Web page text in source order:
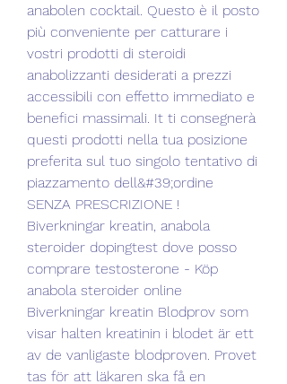
anabolen cocktail. Questo è il posto
più conveniente per catturare i
vostri prodotti di steroidi
anabolizzanti desiderati a prezzi
accessibili con effetto immediato e
benefici massimali. It ti consegnerà
questi prodotti nella tua posizione
preferita sul tuo singolo tentativo di
piazzamento dell&#39;ordine
SENZA PRESCRIZIONE !
Biverkningar kreatin, anabola
steroider dopingtest dove posso
comprare testosterone - Köp
anabola steroider online
Biverkningar kreatin Blodprov som
visar halten kreatinin i blodet är ett
av de vanligaste blodproven. Provet
tas för att läkaren ska få en